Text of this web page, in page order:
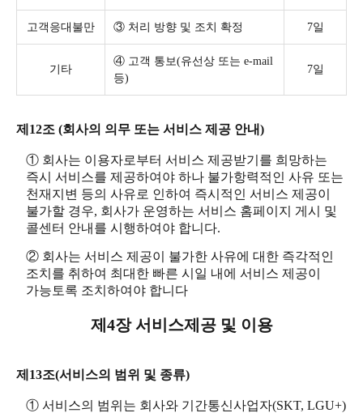
고객응대불만 ③ 처리 방향 및 조치 확정 7일
기타
④ 고객 통보(유선상 또는 e-mail
등)
7일
제12조 (회사의 의무 또는 서비스 제공 안내)
① 회사는 이용자로부터 서비스 제공받기를 희망하는
즉시 서비스를 제공하여야 하나 불가항력적인 사유 또는
천재지변 등의 사유로 인하여 즉시적인 서비스 제공이
불가할 경우, 회사가 운영하는 서비스 홈페이지 게시 및
콜센터 안내를 시행하여야 합니다.
② 회사는 서비스 제공이 불가한 사유에 대한 즉각적인
조치를 취하여 최대한 빠른 시일 내에 서비스 제공이
가능토록 조치하여야 합니다
제4장 서비스제공 및 이용
제13조(서비스의 범위 및 종류)
① 서비스의 범위는 회사와 기간통신사업자(SKT, LGU+)